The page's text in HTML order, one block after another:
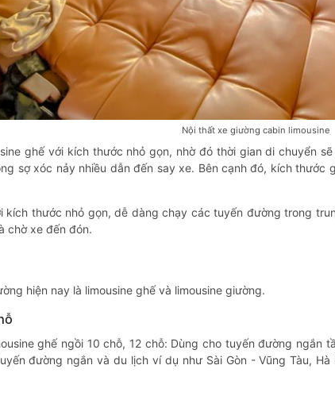
Nội thất xe giường cabin limousine
ghế với kích thước nhỏ gọn, nhờ đó thời gian di chuyển
sợ xóc nảy nhiều dẫn đến say xe. Bên cạnh đó, kích
kích thước nhỏ gọn, dễ dàng chạy các tuyến đường trong
chờ xe đến đón.
hiện nay là limousine ghế và limousine giường.
ghế ngồi 10 chỗ, 12 chỗ: Dùng cho tuyến đường
đường ngắn và du lịch ví dụ như Sài Gòn - Vũng Tàu,